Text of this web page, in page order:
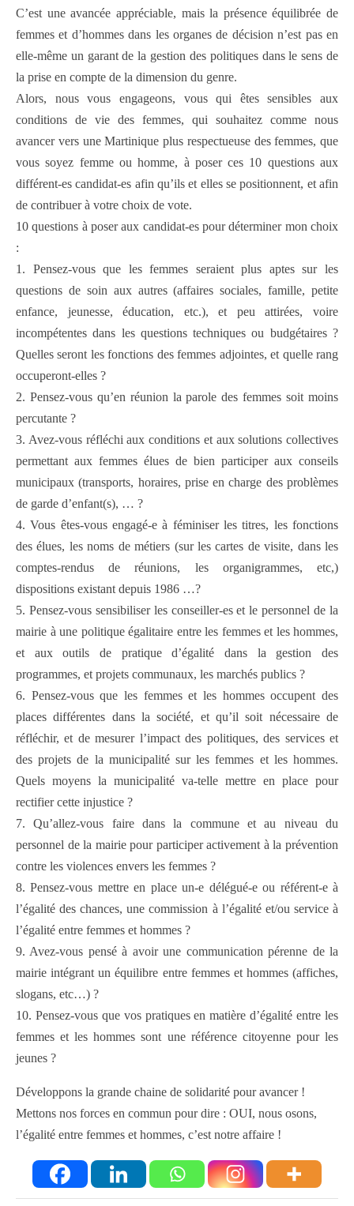
C’est une avancée appréciable, mais la présence équilibrée de
femmes et d’hommes dans les organes de décision n’est pas en
elle-même un garant de la gestion des politiques dans le sens de
la prise en compte de la dimension du genre.
Alors, nous vous engageons, vous qui êtes sensibles aux
conditions de vie des femmes, qui souhaitez comme nous
avancer vers une Martinique plus respectueuse des femmes, que
vous soyez femme ou homme, à poser ces 10 questions aux
différent-es candidat-es afin qu’ils et elles se positionnent, et afin
de contribuer à votre choix de vote.
10 questions à poser aux candidat-es pour déterminer mon choix
:
1. Pensez-vous que les femmes seraient plus aptes sur les
questions de soin aux autres (affaires sociales, famille, petite
enfance, jeunesse, éducation, etc.), et peu attirées, voire
incompétentes dans les questions techniques ou budgétaires ?
Quelles seront les fonctions des femmes adjointes, et quelle rang
occuperont-elles ?
2. Pensez-vous qu’en réunion la parole des femmes soit moins
percutante ?
3. Avez-vous réfléchi aux conditions et aux solutions collectives
permettant aux femmes élues de bien participer aux conseils
municipaux (transports, horaires, prise en charge des problèmes
de garde d’enfant(s), … ?
4. Vous êtes-vous engagé-e à féminiser les titres, les fonctions
des élues, les noms de métiers (sur les cartes de visite, dans les
comptes-rendus de réunions, les organigrammes, etc,)
dispositions existant depuis 1986 …?
5. Pensez-vous sensibiliser les conseiller-es et le personnel de la
mairie à une politique égalitaire entre les femmes et les hommes,
et aux outils de pratique d’égalité dans la gestion des
programmes, et projets communaux, les marchés publics ?
6. Pensez-vous que les femmes et les hommes occupent des
places différentes dans la société, et qu’il soit nécessaire de
réfléchir, et de mesurer l’impact des politiques, des services et
des projets de la municipalité sur les femmes et les hommes.
Quels moyens la municipalité va-t­elle mettre en place pour
rectifier cette injustice ?
7. Qu’allez-vous faire dans la commune et au niveau du
personnel de la mairie pour participer activement à la prévention
contre les violences envers les femmes ?
8. Pensez-vous mettre en place un-e délégué-e ou référent-e à
l’égalité des chances, une commission à l’égalité et/ou service à
l’égalité entre femmes et hommes ?
9. Avez-vous pensé à avoir une communication pérenne de la
mairie intégrant un équilibre entre femmes et hommes (affiches,
slogans, etc…) ?
10. Pensez-vous que vos pratiques en matière d’égalité entre les
femmes et les hommes sont une référence citoyenne pour les
jeunes ?
Développons la grande chaine de solidarité pour avancer !
Mettons nos forces en commun pour dire : OUI, nous osons,
l’égalité entre femmes et hommes, c’est notre affaire !